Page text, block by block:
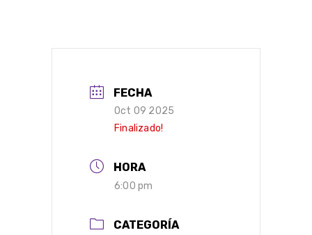
FECHA
Oct 09 2025
Finalizado!
HORA
6:00 pm
CATEGORÍA